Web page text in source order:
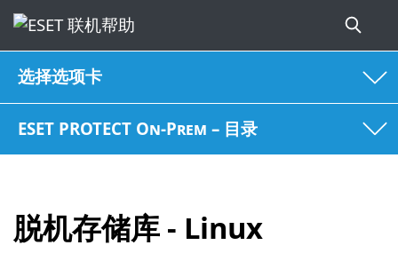
选择选项卡
ESET PROTECT On-Prem – 目录
脱机存储库 - Linux